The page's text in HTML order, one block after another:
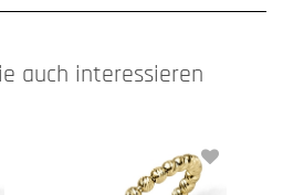
auch interessieren